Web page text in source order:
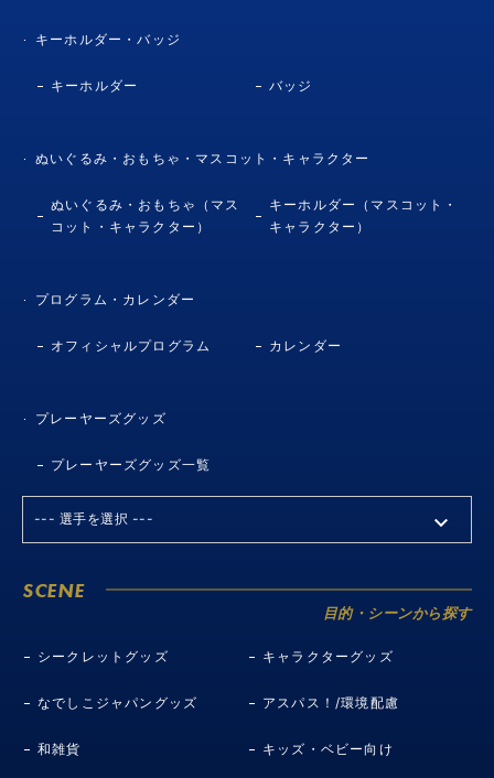
キーホルダー・バッジ
キーホルダー バッジ
ぬいぐるみ・おもちゃ・マスコット・キャラクター
ぬいぐるみ・おもちゃ（マス
コット・キャラクター）
キーホルダー（マスコット・
キャラクター）
プログラム・カレンダー
オフィシャルプログラム カレンダー
プレーヤーズグッズ
プレーヤーズグッズ一覧
SCENE
目的・シーンから探す
シークレットグッズ キャラクターグッズ
なでしこジャパングッズ アスパス！/環境配慮
和雑貨 キッズ・ベビー向け